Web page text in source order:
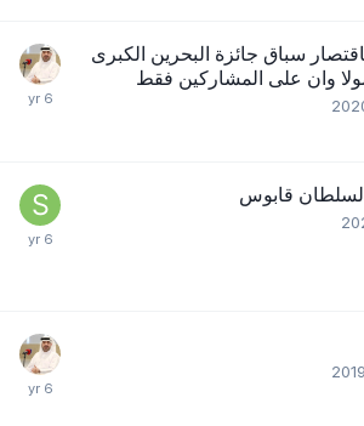
سباق جائزة البحرين الكبرى
وان على المشاركين فقط
السلطان قابوس